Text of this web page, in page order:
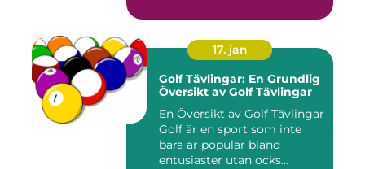
17. jan
Golf Tävlingar: En Grundlig
Översikt av Golf Tävlingar
En Översikt av Golf Tävlingar
Golf är en sport som inte
bara är populär bland
entusiaster utan ocks...